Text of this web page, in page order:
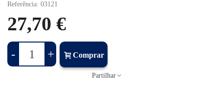
Referência: 03121
27,70 €
- + Comprar
Partilhar